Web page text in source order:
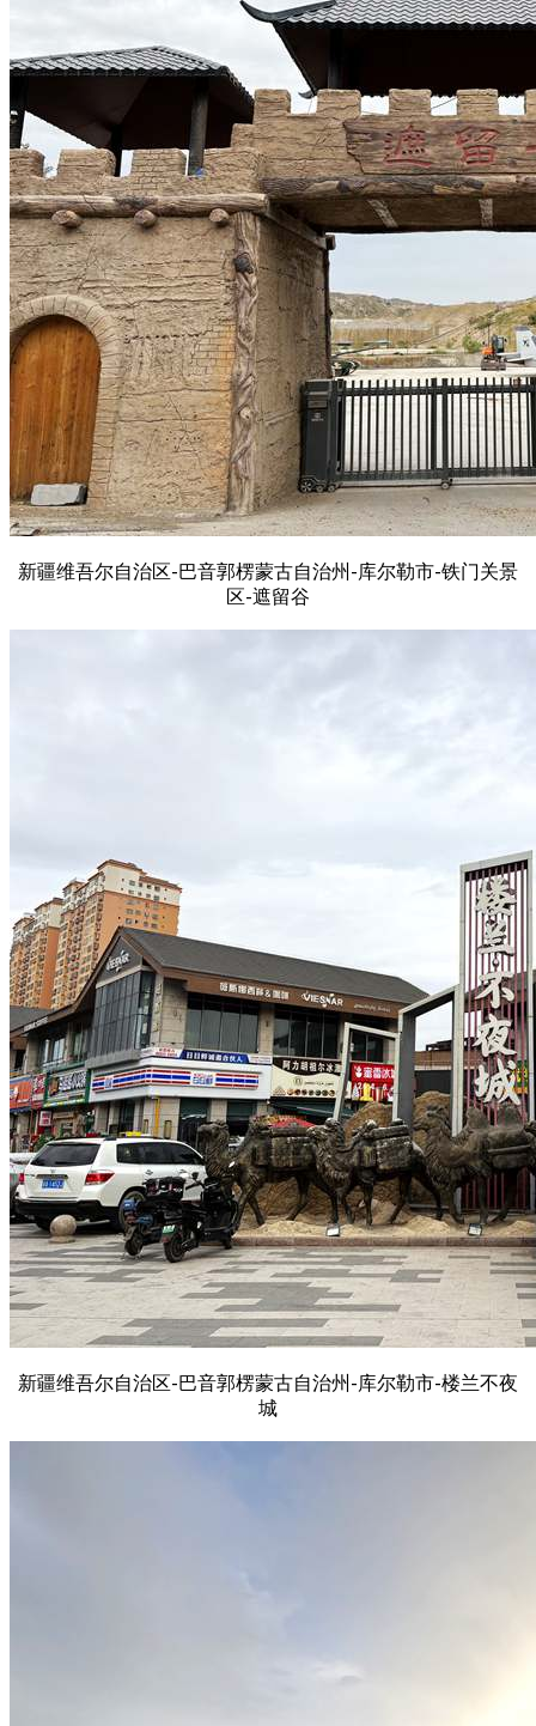
新疆维吾尔自治区-巴音郭楞蒙古自治州-库尔勒市-铁门关景
区-遮留谷
新疆维吾尔自治区-巴音郭楞蒙古自治州-库尔勒市-楼兰不夜
城